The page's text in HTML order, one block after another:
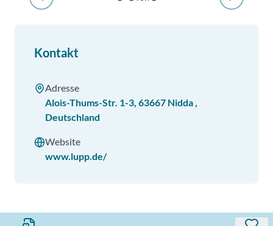
Kontakt
Adresse
Alois-Thums-Str. 1-3, 63667 Nidda,
Deutschland
Website
www.lupp.de/